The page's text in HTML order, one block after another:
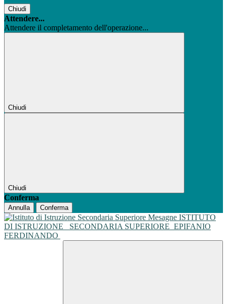
Chiudi
Attendere...
Attendere il completamento dell'operazione...
Chiudi
Chiudi
Conferma
Annulla Conferma
ISTITUTO
DI ISTRUZIONE
SECONDARIA SUPERIORE EPIFANIO
FERDINANDO